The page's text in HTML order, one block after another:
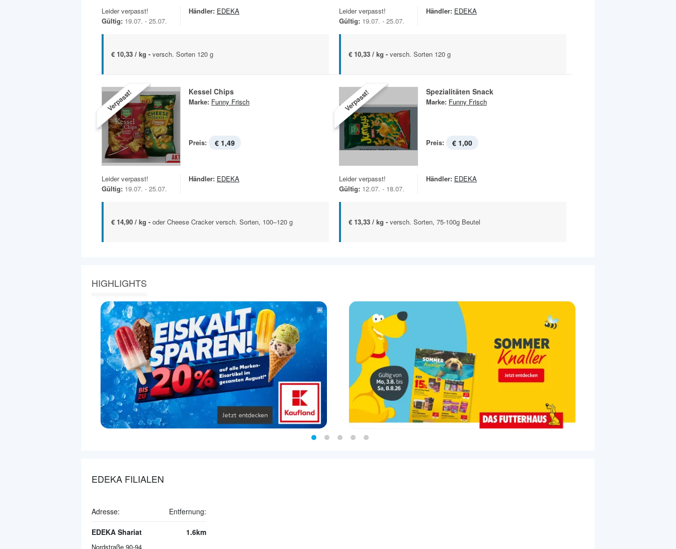
Leider verpasst!
Gültig: 19.07. - 25.07.
Händler: EDEKA
€ 10,33 / kg - versch. Sorten 120 g
Leider verpasst!
Gültig: 19.07. - 25.07.
Händler: EDEKA
€ 10,33 / kg - versch. Sorten 120 g
Verpasst! Kessel Chips
Marke: Funny Frisch
Preis: € 1,49
Leider verpasst!
Gültig: 19.07. - 25.07.
Händler: EDEKA
€ 14,90 / kg - oder Cheese Cracker versch. Sorten, 100–120 g
Verpasst! Spezialitäten Snack
Marke: Funny Frisch
Preis: € 1,00
Leider verpasst!
Gültig: 12.07. - 18.07.
Händler: EDEKA
€ 13,33 / kg - versch. Sorten, 75-100g Beutel
HIGHLIGHTS
EDEKA FILIALEN
Adresse: Entfernung:
EDEKA Shariat
Nordstraße 90-94
1.6km